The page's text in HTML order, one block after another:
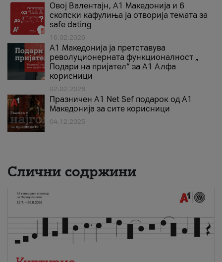
Овој Валентајн, A1 Македонија и 6
скопски кафулиња ја отворија темата за
safe dating
16.02.2026
А1 Македонија ја претставува
револуционерната функционалност „
Подари на пријател“ за А1 Алфа
корисници
02.02.2026
Празничен A1 Net Sеf подарок од А1
Македонија за сите корисници
04.12.2025
Слични содржини